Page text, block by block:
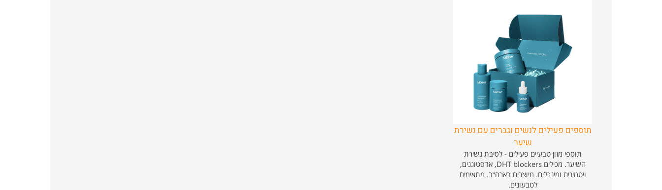
תוספים פעילים לנשים וגברים עם נשירת
שיער
תוספי מזון טבעיים פעילים - לסיבת נשירת
השיער. מכילים DHT blockers, אדפטוגנים,
ויטמינים ומינרלים. מיוצרים בארה״ב. מתאימים
לטבעונים.